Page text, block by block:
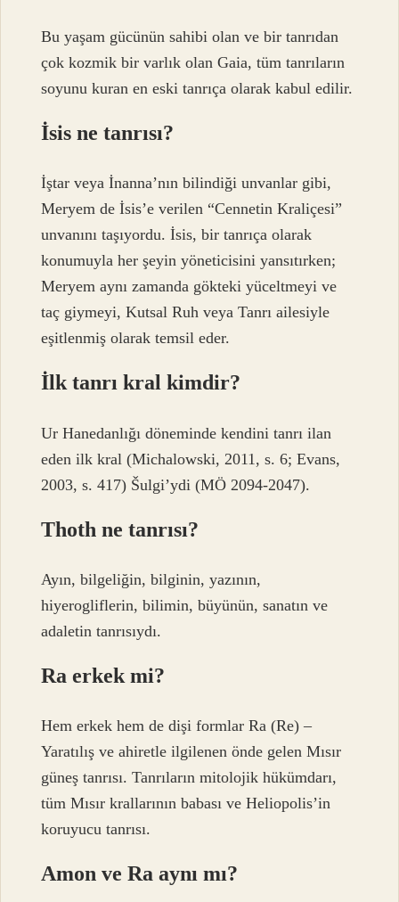
Bu yaşam gücünün sahibi olan ve bir tanrıdan
çok kozmik bir varlık olan Gaia, tüm tanrıların
soyunu kuran en eski tanrıça olarak kabul edilir.
İsis ne tanrısı?
İştar veya İnanna’nın bilindiği unvanlar gibi,
Meryem de İsis’e verilen “Cennetin Kraliçesi”
unvanını taşıyordu. İsis, bir tanrıça olarak
konumuyla her şeyin yöneticisini yansıtırken;
Meryem aynı zamanda gökteki yüceltmeyi ve
taç giymeyi, Kutsal Ruh veya Tanrı ailesiyle
eşitlenmiş olarak temsil eder.
İlk tanrı kral kimdir?
Ur Hanedanlığı döneminde kendini tanrı ilan
eden ilk kral (Michalowski, 2011, s. 6; Evans,
2003, s. 417) Šulgi’ydi (MÖ 2094-2047).
Thoth ne tanrısı?
Ayın, bilgeliğin, bilginin, yazının,
hiyerogliflerin, bilimin, büyünün, sanatın ve
adaletin tanrısıydı.
Ra erkek mi?
Hem erkek hem de dişi formlar Ra (Re) –
Yaratılış ve ahiretle ilgilenen önde gelen Mısır
güneş tanrısı. Tanrıların mitolojik hükümdarı,
tüm Mısır krallarının babası ve Heliopolis’in
koruyucu tanrısı.
Amon ve Ra aynı mı?